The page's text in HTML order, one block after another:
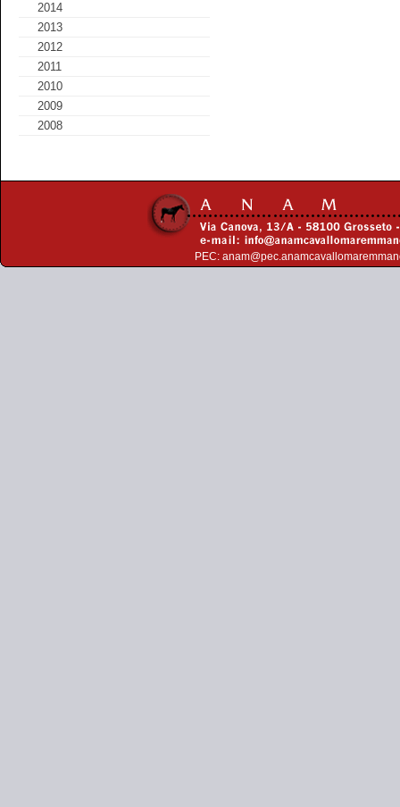
2014
2013
2012
2011
2010
2009
2008
PEC: